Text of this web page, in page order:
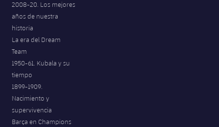
2008-20. Los mejores
años de nuestra
historia
La era del Dream
Team
1950-61. Kubala y su
tiempo
1899-1909.
Nacimiento y
supervivencia
Barça en Champions